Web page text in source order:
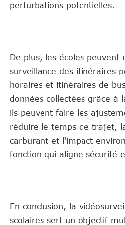
perturbations potentielles.
De plus, les écoles peuvent
surveillance des itinéraires
horaires et itinéraires de
données collectées grâce à
ils peuvent faire les
réduire le temps de trajet,
carburant et l'impact
fonction qui aligne sécurité
En conclusion, la
scolaires sert un objectif